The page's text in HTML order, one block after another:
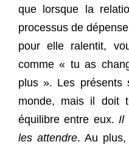
que lorsque la
processus de
pour elle ralentit,
comme « tu as
plus ». Les présents
monde, mais il doit
équilibre entre eux.Il
les attendre. Au plus,